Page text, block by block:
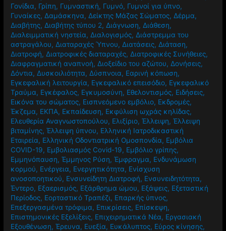
Γονίδια, Γρίπη, Γυμναστική, Γυμνό, Γυμνοί για ύπνο,
Γυναίκες, Δαμάσκηνα, Δείκτης Μάζας Σώματος, Δέρμα,
Διαβήτης, Διαβήτης τύπου 2, Διάγνωση, Διάθεση,
Διαλειμματική νηστεία, Διαλογισμός, Διάστρεμμα του
αστραγάλου, Διαταραχές Ύπνου, Διατάσεις, Διάταση,
Διατροφή, Διατροφικές διαταραχές, Διατροφικές Συνήθειες,
Διαφραγματική αναπνοή, Διοξείδιο του αζώτου, Δονήσεις,
Δόντια, Δυσκοιλιότητα, Δύσπνοια, Εαρινή κόπωση,
Εγκεφαλική λειτουργία, Εγκεφαλικό επεισόδιο, Εγκεφαλικό
Τραύμα, Εγκέφαλος, Εγκυμοσύνη, Εθελοντισμός, Ειδήσεις,
Εικόνα του σώματος, Εισπνεόμενο εμβόλιο, Εκδρομές,
Έκζεμα, ΕΚΠΑ, Εκπαίδευση, Εκφύλιση ωχράς κηλίδας,
Ελευθερία Αναγνωστοπούλου, Ελιξίριο,Έλλειψη,Έλλειψη
βιταμίνης,Έλλειψη ύπνου, Ελληνική Ιατροδικαστική
Εταιρεία, Ελληνική Οδοντιατρική Ομοσπονδία, Εμβόλια
COVID-19, Εμβολιασμός Covid-19, Εμβόλιο γρίπης,
Εμμηνόπαυση,Έμμηνος Ρύση,Έμφραγμα, Ενδυνάμωση
κορμού, Ενέργεια, Ενεργητικότητα, Ενίσχυση
ανοσοποητικού, Ενσυνείδητη Διατροφή, Ενσυνειδητότητα,
Έντερο, Εξαερισμός, Εξάρθρημα ώμου, Εξάψεις, Εξεταστική
Περίοδος, Εορταστικό Τραπέζι, Επαρκής ύπνος,
Επεξεργασμένα τρόφιμα, Επικρίσεις, Επίσκεψη,
Επιστημονικές Εξελίξεις, Επιχειρηματικά Νέα, Εργασιακή
Εξουθένωση,Έρευνα, Ευεξία, Ευκάλυπτος, Εύρος κίνησης,